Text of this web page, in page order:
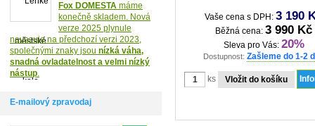
Vaše cena s DPH: 3 190
Běžná cena: 3 990 Kč
Sleva pro Vás: 20%
Dostupnost: Zašleme do 1-2
ks
Fox DOMESTA máme
konečně skladem. Nová
verze 2025 plynule
navazuje na předchozí verzi 2023,
společnými znaky jsou nízká váha,
snadná ovladatelnost a velmi nízký
nástup.
E-mailový zpravodaj